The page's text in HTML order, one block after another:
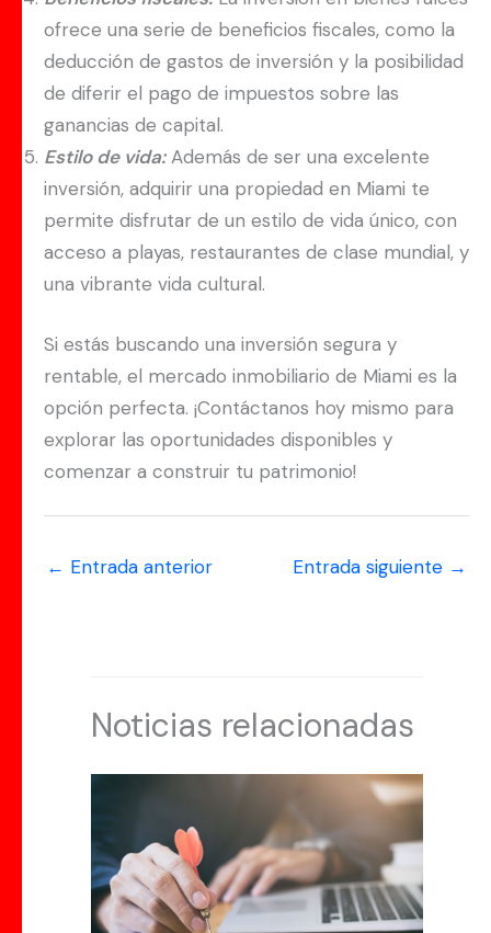
ofrece una serie de beneficios fiscales, como la
deducción de gastos de inversión y la posibilidad
de diferir el pago de impuestos sobre las
ganancias de capital.
Estilo de vida:Además de ser una excelente
inversión, adquirir una propiedad en Miami te
permite disfrutar de un estilo de vida único, con
acceso a playas, restaurantes de clase mundial, y
una vibrante vida cultural.
Si estás buscando una inversión segura y
rentable, el mercado inmobiliario de Miami es la
opción perfecta. ¡Contáctanos hoy mismo para
explorar las oportunidades disponibles y
comenzar a construir tu patrimonio!
← Entrada anterior Entrada siguiente →
Noticias relacionadas